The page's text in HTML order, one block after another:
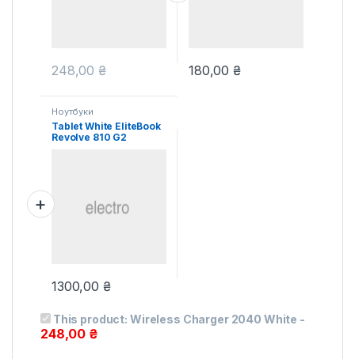
248,00 ₴ 180,00₴
Ноутбуки
Tablet White EliteBook
Revolve 810 G2
1300,00 ₴
This product: Wireless Charger 2040 White -
248,00 ₴